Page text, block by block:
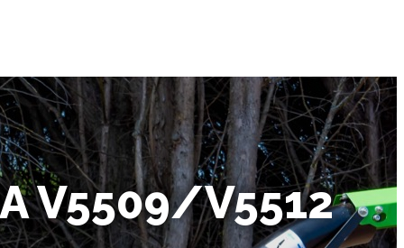
V5509/V5512